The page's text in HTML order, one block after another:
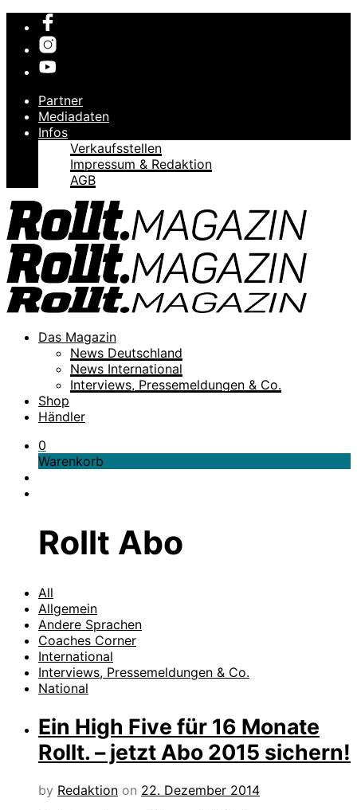
Partner
Mediadaten
Infos
Verkaufsstellen
Impressum & Redaktion
AGB
Das Magazin
News Deutschland
News International
Interviews, Pressemeldungen & Co.
Shop
Händler
0
Warenkorb
Rollt Abo
All
Allgemein
Andere Sprachen
Coaches Corner
International
Interviews, Pressemeldungen & Co.
National
Ein High Five für 16 Monate
Rollt. – jetzt Abo 2015 sichern!
by Redaktion on 22. Dezember 2014